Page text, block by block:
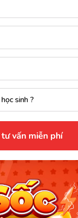
vấn miễn phí
niềm
cho bé
dụng dạy toán
phát triển
trình GDPT